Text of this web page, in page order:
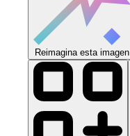
Reimagina esta imagen